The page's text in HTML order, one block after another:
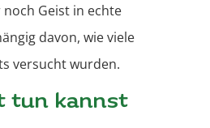
Geist in echte
davon, wie viele
versucht wurden.
tun kannst